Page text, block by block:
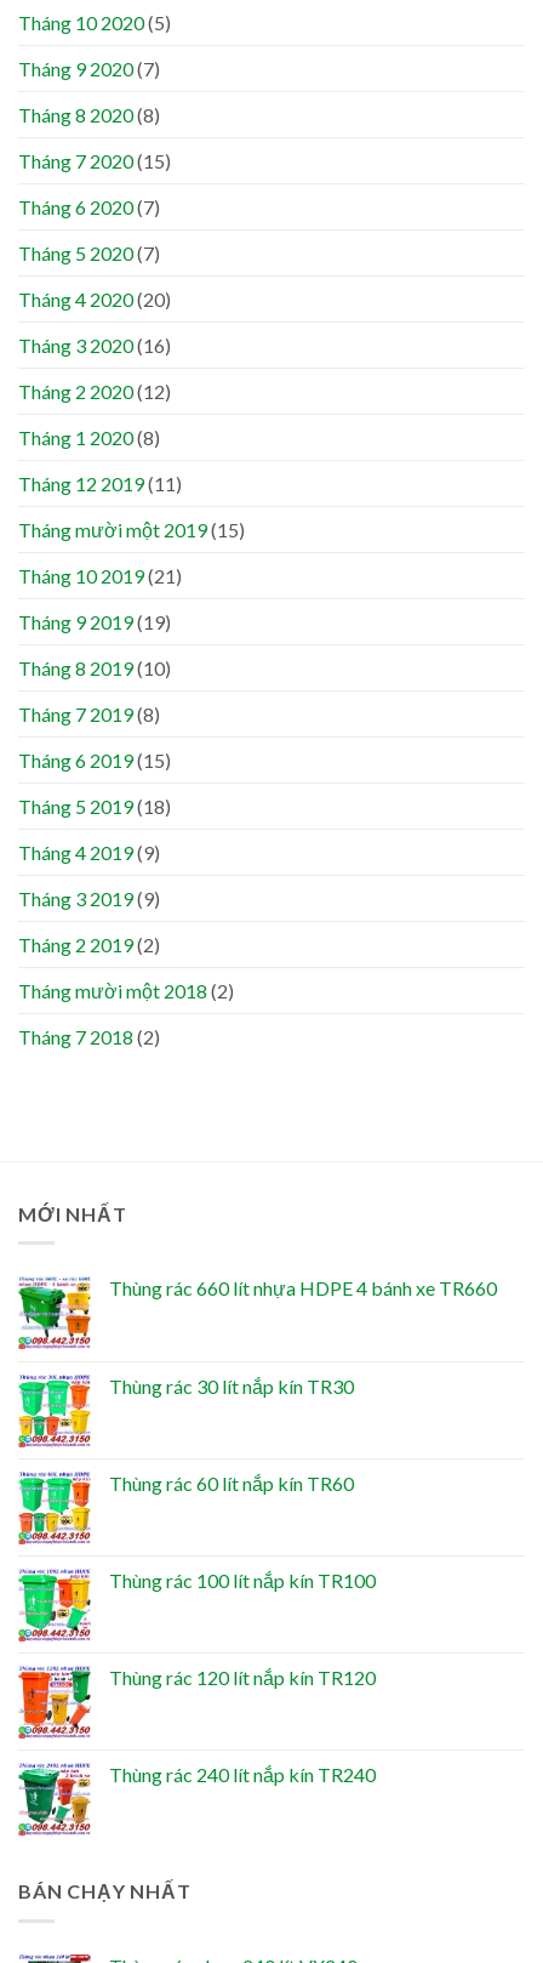
Tháng 10 2020(5)
Tháng 9 2020(7)
Tháng 8 2020(8)
Tháng 7 2020(15)
Tháng 6 2020(7)
Tháng 5 2020(7)
Tháng 4 2020(20)
Tháng 3 2020(16)
Tháng 2 2020(12)
Tháng 1 2020(8)
Tháng 12 2019(11)
Tháng mười một 2019(15)
Tháng 10 2019(21)
Tháng 9 2019(19)
Tháng 8 2019(10)
Tháng 7 2019(8)
Tháng 6 2019(15)
Tháng 5 2019(18)
Tháng 4 2019(9)
Tháng 3 2019(9)
Tháng 2 2019(2)
Tháng mười một 2018 (2)
Tháng 7 2018 (2)
MỚI NHẤT
Thùng rác 660 lít nhựa HDPE 4 bánh xe TR660
Thùng rác 30 lít nắp kín TR30
Thùng rác 60 lít nắp kín TR60
Thùng rác 100 lít nắp kín TR100
Thùng rác 120 lít nắp kín TR120
Thùng rác 240 lít nắp kín TR240
BÁN CHẠY NHẤT